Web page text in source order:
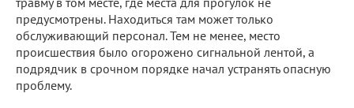
предусмотрены. Находиться там может только
обслуживающий персонал. Тем не менее, место
происшествия было огорожено сигнальной лентой, а
подрядчик в срочном порядке начал устранять опасную
проблему.